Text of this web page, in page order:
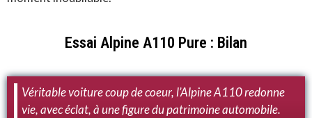
Essai Alpine A110 Pure : Bilan
Véritable voiture coup de coeur, l’Alpine A110 redonne
vie, avec éclat, à une figure du patrimoine automobile.